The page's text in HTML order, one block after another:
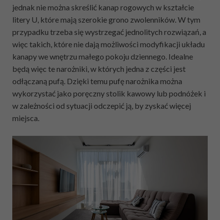
jednak nie można skreślić kanap rogowych w kształcie
litery U, które mają szerokie grono zwolenników. W tym
przypadku trzeba się wystrzegać jednolitych rozwiązań, a
więc takich, które nie dają możliwości modyfikacji układu
kanapy we wnętrzu małego pokoju dziennego. Idealne
będą więc te narożniki, w których jedna z części jest
odłączaną pufą. Dzięki temu pufę narożnika można
wykorzystać jako poręczny stolik kawowy lub podnóżek i
w zależności od sytuacji odczepić ją, by zyskać więcej
miejsca.